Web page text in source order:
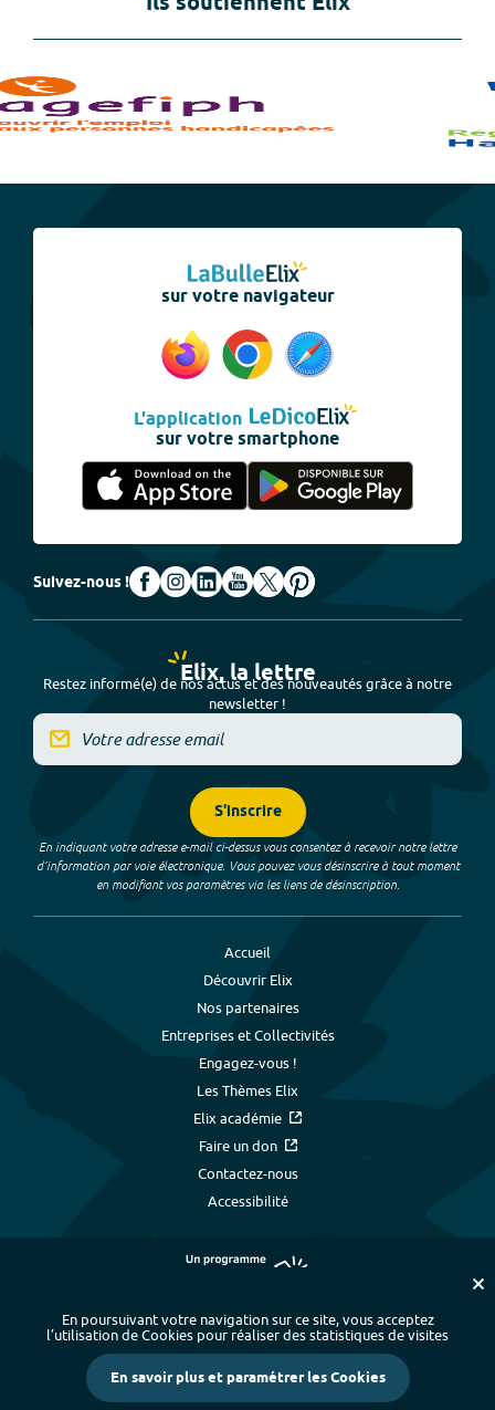
sur votre navigateur
L'application
sur votre smartphone
Suivez-nous !
Elix, la lettre
Restez informé(e) de nos actus et des nouveautés grâce à notre
newsletter !
S'inscrire
En indiquant votre adresse e-mail ci-dessus vous consentez à recevoir notre lettre
d’information par voie électronique. Vous pouvez vous désinscrire à tout moment
en modifiant vos paramètres via les liens de désinscription.
Accueil
Découvrir Elix
Nos partenaires
Entreprises et Collectivités
Engagez-vous !
Les Thèmes Elix
Elix académie
Faire un don
Contactez-nous
Accessibilité
Plan du site - Index alphabétique
-
Mentions légales et données personnelles
- Paramétrer les cookies
Crédits
En poursuivant votre navigation sur ce site, vous acceptez
l’utilisation de Cookies pour réaliser des statistiques de visites
En savoir plus et paramétrer les Cookies